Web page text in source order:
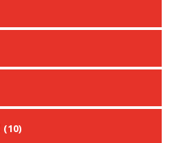
(10)